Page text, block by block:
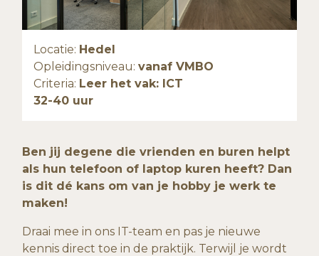
Locatie: Hedel
Opleidingsniveau:vanaf VMBO
Criteria: Leer het vak: ICT
32-40 uur
Ben jij degene die vrienden en buren helpt
als hun telefoon of laptop kuren heeft? Dan
is dit dé kans om van je hobby je werk te
maken!
Draai mee in ons IT-team en pas je nieuwe
kennis direct toe in de praktijk. Terwijl je wordt